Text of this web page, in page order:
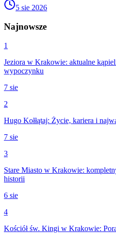
5 sie 2026
Najnowsze
1
Jeziora w Krakowie: aktualne
wypoczynku
7 sie
2
Hugo Kołłątaj: Życie, kariera i
7 sie
3
Stare Miasto w Krakowie:
historii
6 sie
4
Kościół św. Kingi w Krakowie: